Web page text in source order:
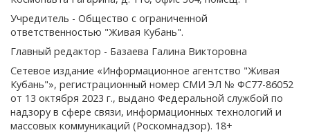
Учредитель - Общество с ограниченной
ответственностью "Живая Кубань".
Главный редактор - Базаева Галина Викторовна
Сетевое издание «Информационное агентство "Живая
Кубань"», регистрационный номер СМИ ЭЛ № ФС77-86052
от 13 октября 2023 г., выдано Федеральной службой по
надзору в сфере связи, информационных технологий и
массовых коммуникаций (Роскомнадзор). 18+